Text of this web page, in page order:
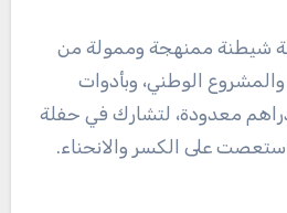
شيطنة ممنهجة وممولة من
الوطني، وبأدوات
معدودة، لتشارك في حفلة
استعصت على الكسر والانحناء.